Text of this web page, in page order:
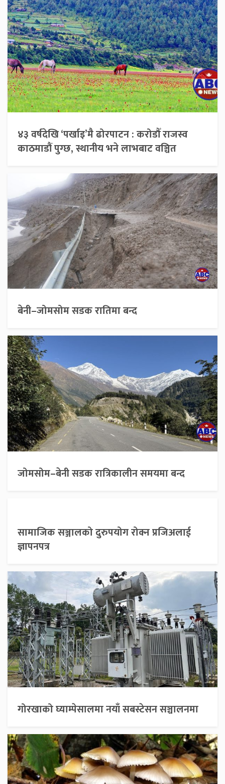
४३ वर्षदेखि ‘पर्खाइ’मै ढोरपाटन : करोडौँ राजस्व
काठमाडौं पुग्छ, स्थानीय भने लाभबाट वञ्चित
बेनी–जोमसोम सडक रातिमा बन्द
जोमसोम–बेनी सडक रात्रिकालीन समयमा बन्द
सामाजिक सञ्जालको दुरुपयोग रोक्न प्रजिअलाई
ज्ञापनपत्र
गोरखाको घ्याम्पेसालमा नयाँ सबस्टेसन सञ्चालनमा